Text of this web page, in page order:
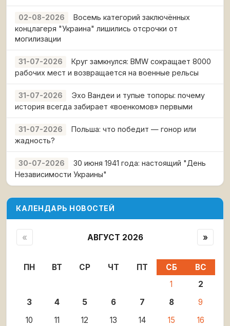
02-08-2026
Восемь категорий заключённых
концлагеря "Украина" лишились отсрочки от
могилизации
31-07-2026
Круг замкнулся: BMW сокращает 8000
рабочих мест и возвращается на военные рельсы
31-07-2026
Эхо Вандеи и тупые топоры: почему
история всегда забирает «военкомов» первыми
31-07-2026
Польша: что победит — гонор или
жадность?
30-07-2026
30 июня 1941 года: настоящий "День
Независимости Украины"
КАЛЕНДАРЬ НОВОСТЕЙ
« АВГУСТ 2026 »
ПН ВТ СР ЧТ ПТ СБ
ВС
1
2
3
4 5 6 7 8
9
10
11 12 13 14 15
16